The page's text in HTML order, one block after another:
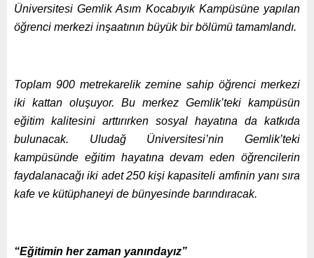
Üniversitesi Gemlik Asım Kocabıyık Kampüsüne yapılan
öğrenci merkezi inşaatının büyük bir bölümü tamamlandı.
Toplam 900 metrekarelik zemine sahip öğrenci merkezi
iki kattan oluşuyor. Bu merkez Gemlik’teki kampüsün
eğitim kalitesini arttırırken sosyal hayatına da katkıda
bulunacak. Uludağ Üniversitesi’nin Gemlik’teki
kampüsünde eğitim hayatına devam eden öğrencilerin
faydalanacağı iki adet 250 kişi kapasiteli amfinin yanı sıra
kafe ve kütüphaneyi de bünyesinde barındıracak.
“Eğitimin her zaman yanındayız”